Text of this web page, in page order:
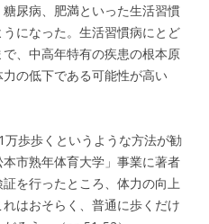
尿病、肥満といった生活習慣
になった。生活習慣病にとど
、中高年特有の疾患の根本原
の低下である可能性が高い
歩歩くというような方法が勧
市熟年体育大学」事業に著者
を行ったところ、体力の向上
はおそらく、普通に歩くだけ